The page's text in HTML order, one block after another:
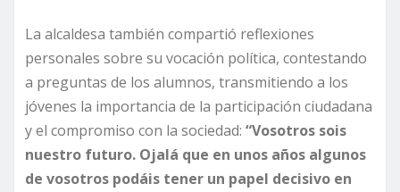
La alcaldesa también compartió reflexiones
personales sobre su vocación política, contestando
a preguntas de los alumnos, transmitiendo a los
jóvenes la importancia de la participación ciudadana
y el compromiso con la sociedad: “Vosotros sois
nuestro futuro. Ojalá que en unos años algunos
de vosotros podáis tener un papel decisivo en